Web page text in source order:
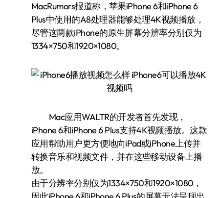
MacRumors报道称，苹果iPhone 6和iPhone 6
Plus中使用的A8处理器能够处理4K视频播放，
尽管这两款iPhone的原生屏幕分辨率分别仅为
1334×750和1920×1080。
Mac应用WALTR的开发者首先发现，
iPhone 6和iPhone 6 Plus支持4K视频播放。这款
应用帮助用户更方便地向iPad或iPhone上传并
转换音乐和视频文件，并在这些移动设备上播
放。
由于分辨率分别仅为1334×750和1920×1080，